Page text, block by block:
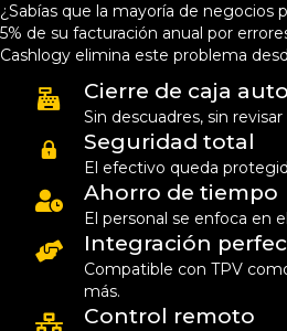
¿Sabías que la mayoría de negocios
5% de su facturación anual por
Cashlogy elimina este problema
Cierre de caja
Sin descuadres, sin
Seguridad total
El efectivo queda
Ahorro de tiempo
El personal se enfoca en
Integración
Compatible con TPV
más.
Control remoto